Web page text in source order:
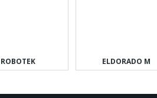
ROBOTEK ELDORADO M